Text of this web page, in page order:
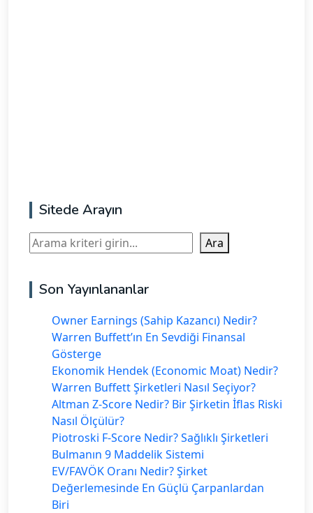
Sitede Arayın
Ara Ara
Son Yayınlananlar
Owner Earnings (Sahip Kazancı) Nedir?
Warren Buffett’ın En Sevdiği Finansal
Gösterge
Ekonomik Hendek (Economic Moat) Nedir?
Warren Buffett Şirketleri Nasıl Seçiyor?
Altman Z-Score Nedir? Bir Şirketin İflas Riski
Nasıl Ölçülür?
Piotroski F-Score Nedir? Sağlıklı Şirketleri
Bulmanın 9 Maddelik Sistemi
EV/FAVÖK Oranı Nedir? Şirket
Değerlemesinde En Güçlü Çarpanlardan
Biri